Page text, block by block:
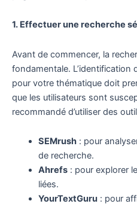
1. Effectuer une recherche
Avant de commencer, la
fondamentale.
pour votre thématique doit
que les utilisateurs sont
recommandé d’utiliser des
SEMrush: pour
de recherche.
Ahrefs: pour explorer
liées.
YourTextGuru: pour